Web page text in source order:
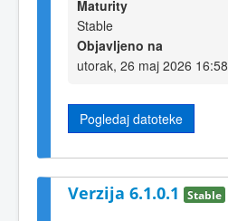
Maturity
Stable
Objavljeno na
utorak, 26 maj 2026 16:58
Pogledaj datoteke
Verzija 6.1.0.1 Stable